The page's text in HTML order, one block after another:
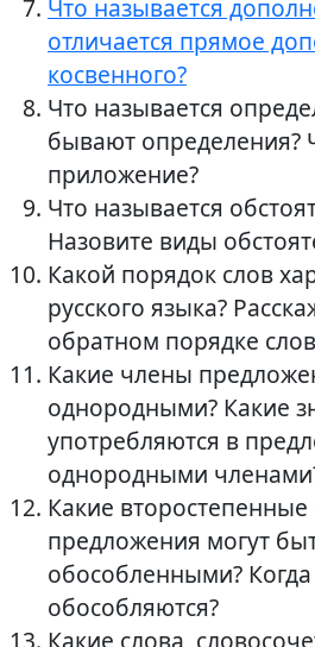
Что называется
отличается прямое
косвенного?
Что называется
бывают определения?
приложение?
Что называется
Назовите виды
Какой порядок слов
русского языка?
обратном порядке
Какие члены
однородными? Какие
употребляются в
однородными
Какие
предложения могут
обособленными?
обособляются?
Какие слова,